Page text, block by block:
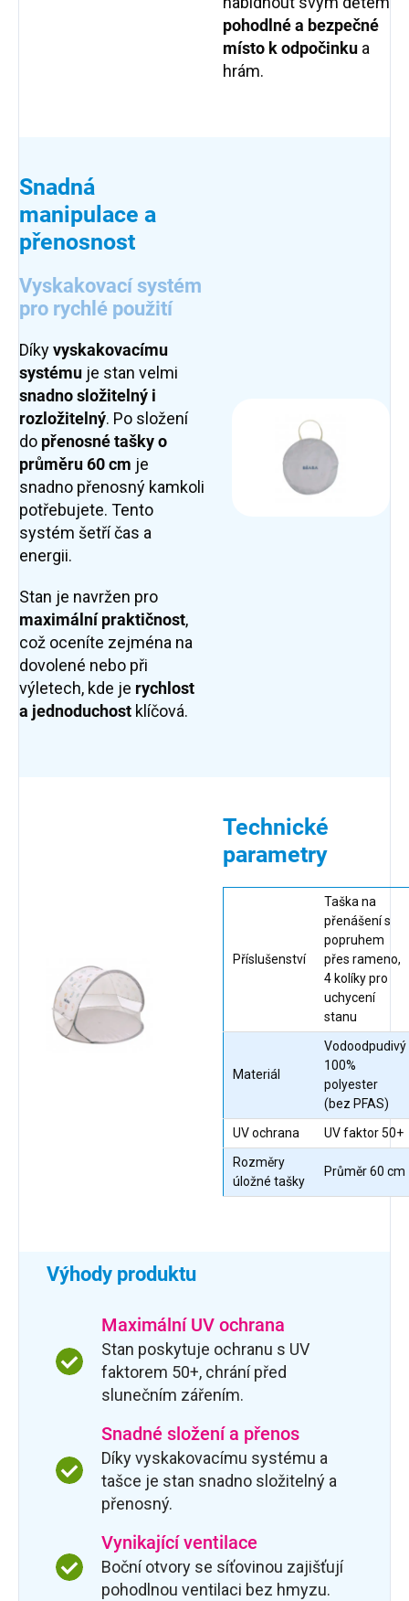
pohodlné a bezpečné
místo k odpočinku a
hrám.
Snadná
manipulace a
přenosnost
Vyskakovací systém
pro rychlé použití
Díkyvyskakovacímu
systému je stan velmi
snadno složitelný i
rozložitelný. Po složení
do přenosné tašky o
průměru 60 cm je
snadno přenosný kamkoli
potřebujete. Tento
systém šetří čas a
energii.
Stan je navržen pro
maximální praktičnost,
což oceníte zejména na
dovolené nebo při
výletech, kde je rychlost
a jednoduchost klíčová.
Technické
parametry
Příslušenství
Taška na
přenášení s
popruhem
přes rameno,
4 kolíky pro
uchycení
stanu
Materiál
Vodoodpudivý
100%
polyester
(bez PFAS)
UV ochrana
UV faktor 50+
Rozměry
úložné tašky
Průměr 60 cm
Výhody produktu
Maximální UV ochrana
Stan poskytuje ochranu s UV
faktorem 50+, chrání před
slunečním zářením.
Snadné složení a přenos
Díky vyskakovacímu systému a
tašce je stan snadno složitelný a
přenosný.
Vynikající ventilace
Boční otvory se síťovinou zajišťují
pohodlnou ventilaci bez hmyzu.